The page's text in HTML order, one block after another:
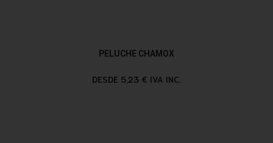
PELUCHE CHAMOX
DESDE 5,23 € IVA INC.